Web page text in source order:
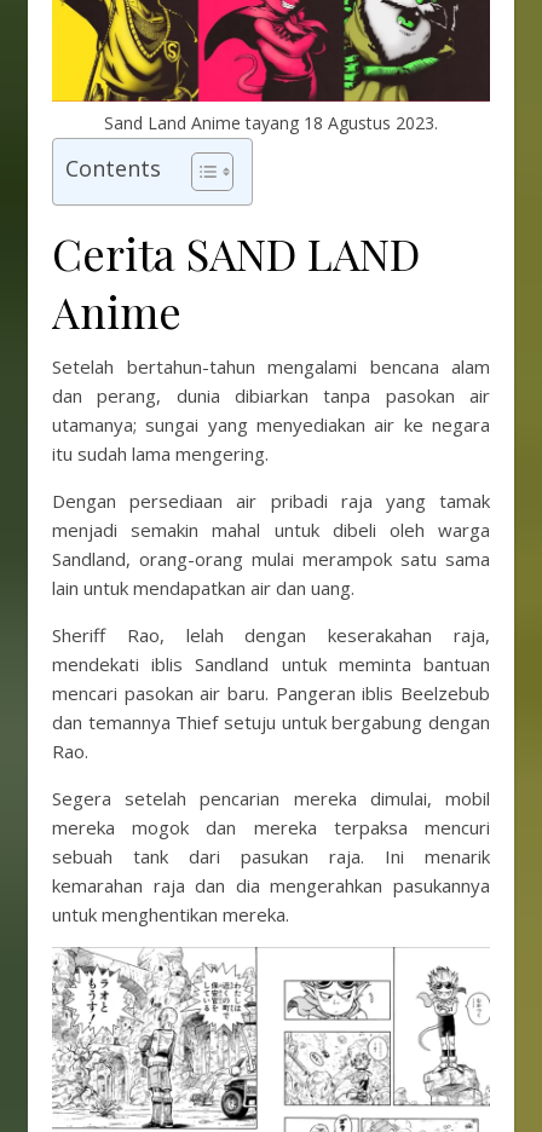
Sand Land Anime tayang 18 Agustus 2023.
Contents
Cerita SAND LAND
Anime
Setelah bertahun-tahun mengalami bencana alam
dan perang, dunia dibiarkan tanpa pasokan air
utamanya; sungai yang menyediakan air ke negara
itu sudah lama mengering.
Dengan persediaan air pribadi raja yang tamak
menjadi semakin mahal untuk dibeli oleh warga
Sandland, orang-orang mulai merampok satu sama
lain untuk mendapatkan air dan uang.
Sheriff Rao, lelah dengan keserakahan raja,
mendekati iblis Sandland untuk meminta bantuan
mencari pasokan air baru. Pangeran iblis Beelzebub
dan temannya Thief setuju untuk bergabung dengan
Rao.
Segera setelah pencarian mereka dimulai, mobil
mereka mogok dan mereka terpaksa mencuri
sebuah tank dari pasukan raja. Ini menarik
kemarahan raja dan dia mengerahkan pasukannya
untuk menghentikan mereka.